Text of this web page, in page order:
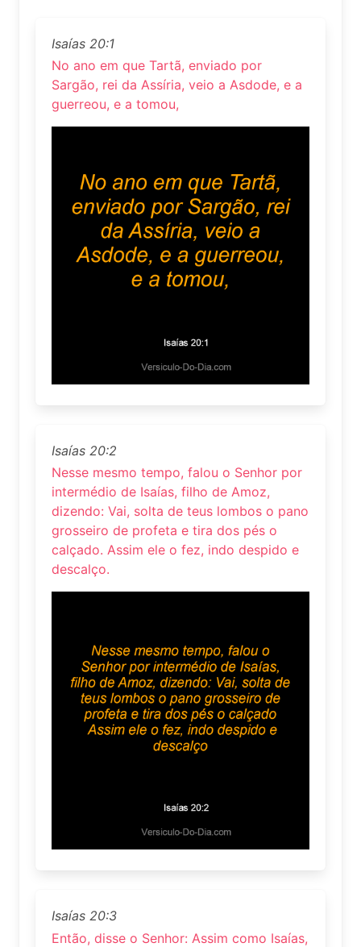
Isaías 20:1
No ano em que Tartã, enviado por
Sargão, rei da Assíria, veio a Asdode, e a
guerreou, e a tomou,
Isaías 20:2
Nesse mesmo tempo, falou o Senhor por
intermédio de Isaías, filho de Amoz,
dizendo: Vai, solta de teus lombos o pano
grosseiro de profeta e tira dos pés o
calçado. Assim ele o fez, indo despido e
descalço.
Isaías 20:3
Então, disse o Senhor: Assim como Isaías,